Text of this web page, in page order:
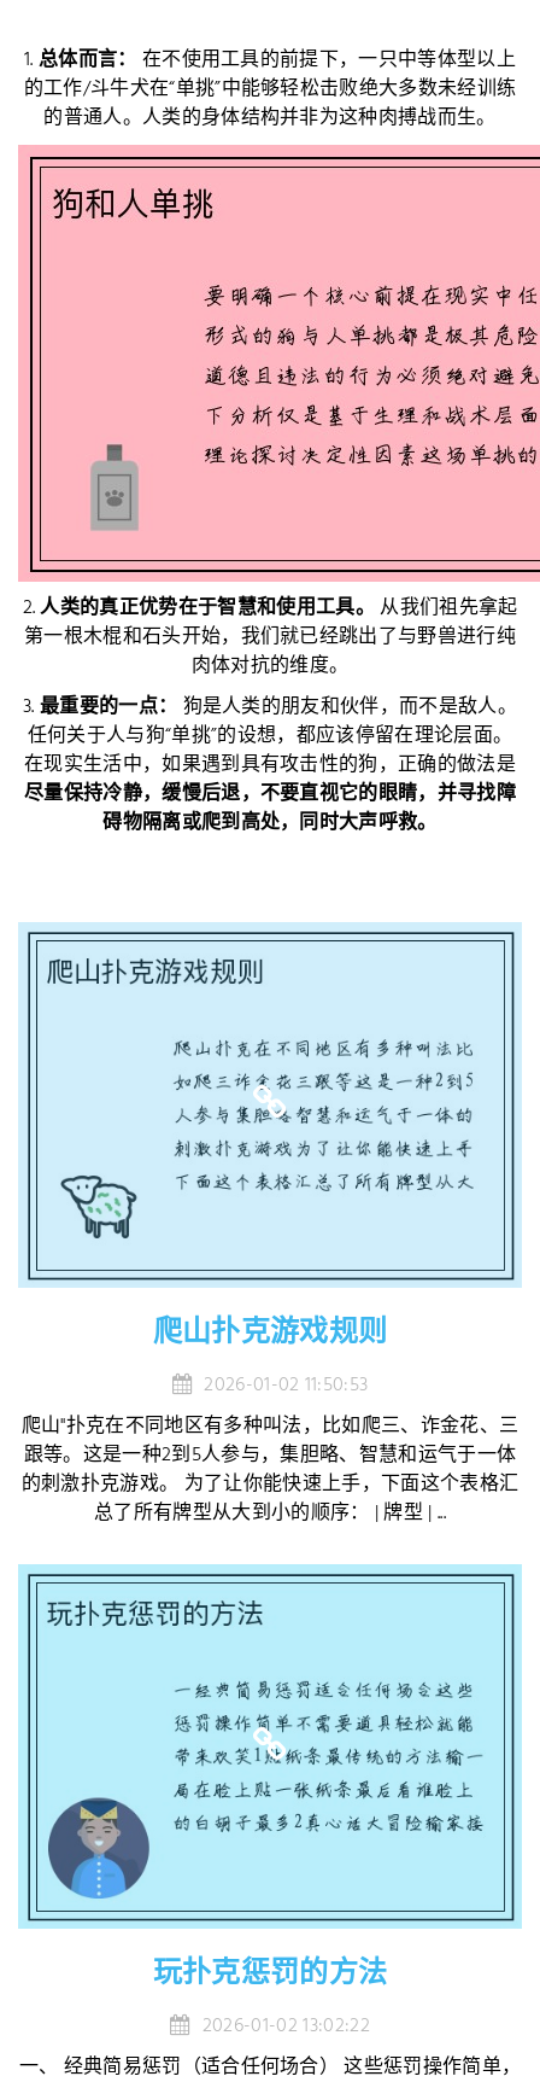
1.总体而言： 在不使用工具的前提下，一只中等体型以上
的工作/斗牛犬在“单挑”中能够轻松击败绝大多数未经训练
的普通人。人类的身体结构并非为这种肉搏战而生。
2.人类的真正优势在于智慧和使用工具。 从我们祖先拿起
第一根木棍和石头开始，我们就已经跳出了与野兽进行纯
肉体对抗的维度。
3.最重要的一点： 狗是人类的朋友和伙伴，而不是敌人。
任何关于人与狗“单挑”的设想，都应该停留在理论层面。
在现实生活中，如果遇到具有攻击性的狗，正确的做法是
尽量保持冷静，缓慢后退，不要直视它的眼睛，并寻找障
碍物隔离或爬到高处，同时大声呼救。
爬山扑克游戏规则
2026-01-02 11:50:53
爬山"扑克在不同地区有多种叫法，比如爬三、诈金花、三
跟等。这是一种2到5人参与，集胆略、智慧和运气于一体
的刺激扑克游戏。 为了让你能快速上手，下面这个表格汇
总了所有牌型从大到小的顺序： | 牌型 | ...
玩扑克惩罚的方法
2026-01-02 13:02:22
一、 经典简易惩罚（适合任何场合） 这些惩罚操作简单，